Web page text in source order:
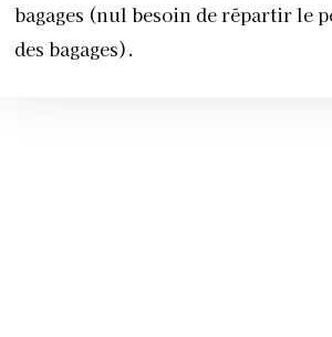
bagages (nul besoin de répartir le
des bagages).